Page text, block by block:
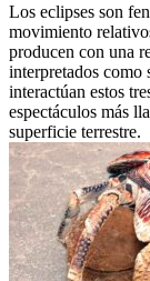
Los eclipses son
movimiento
producen con una
interpretados como
interactúan estos
espectáculos más
superficie terrestre.